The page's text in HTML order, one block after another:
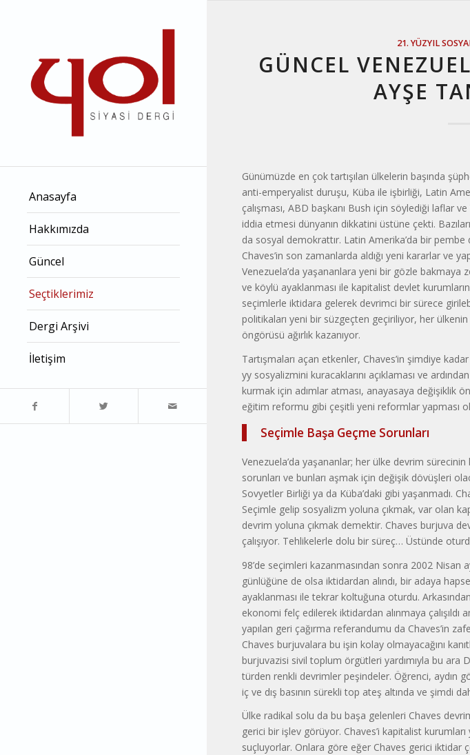
Anasayfa
Hakkımızda
Güncel
Seçtiklerimiz
Dergi Arşivi
İletişim
21. YÜZYIL
GÜNCEL
AYŞE
Günümüzde en çok tartışılan ülkelerin başında
anti-emperyalist duruşu, Küba ile işbirliği, Latin
çalışması, ABD başkanı Bush için söylediği laflar
iddia etmesi dünyanın dikkatini üstüne çekti.
da sosyal demokrattır. Latin Amerika’da bir
Chaves’in son zamanlarda aldığı yeni kararlar ve
Venezuela’da yaşananlara yeni bir gözle bakmaya
ve köylü ayaklanması ile kapitalist devlet
seçimlerle iktidara gelerek devrimci bir sürece
politikaları yeni bir süzgeçten geçiriliyor, her
öngörüsü ağırlık kazanıyor.
Tartışmaları açan etkenler, Chaves’in şimdiye
yy sosyalizmini kuracaklarını açıklaması ve
kurmak için adımlar atması, anayasaya değişiklik
eğitim reformu gibi çeşitli yeni reformlar yapması
Seçimle Başa Geçme Sorunları
Venezuela’da yaşananlar; her ülke devrim
sorunları ve bunları aşmak için değişik dövüşleri
Sovyetler Birliği ya da Küba’daki gibi yaşanmadı.
Seçimle gelip sosyalizm yoluna çıkmak, var olan
devrim yoluna çıkmak demektir. Chaves burjuva
çalışıyor. Tehlikelerle dolu bir süreç… Üstünde
98’de seçimleri kazanmasından sonra 2002 Nisan
günlüğüne de olsa iktidardan alındı, bir adaya
ayaklanması ile tekrar koltuğuna oturdu.
ekonomi felç edilerek iktidardan alınmaya çalışıldı
yapılan geri çağırma referandumu da Chaves’in
Chaves burjuvalara bu işin kolay olmayacağını
burjuvazisi sivil toplum örgütleri yardımıyla bu ara
türden renkli devrimler peşindeler. Öğrenci, aydın
iç ve dış basının sürekli top ateş altında ve şimdi
Ülke radikal solu da bu başa gelenleri Chaves
gerici bir işlev görüyor. Chaves’i kapitalist
suçluyorlar. Onlara göre eğer Chaves gerici iktidar